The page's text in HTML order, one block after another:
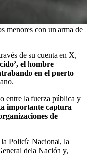
menores con un arma de
de su cuenta en X,
el hombre
en el puerto
entre la fuerza pública y
importante captura
de
Policía Nacional, la
dela Nación y,